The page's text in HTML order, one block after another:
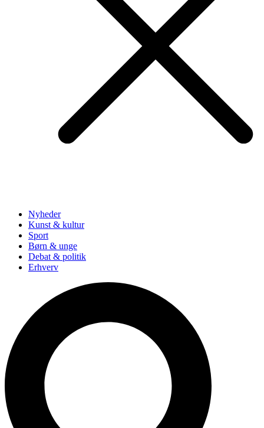
Nyheder
Kunst & kultur
Sport
Børn & unge
Debat & politik
Erhverv